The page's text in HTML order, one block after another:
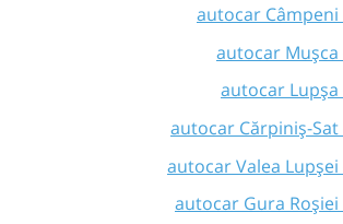
autocar Câmpeni
autocar Mușca
autocar Lupșa
autocar Cărpiniș-Sat
autocar Valea Lupșei
autocar Gura Roșiei